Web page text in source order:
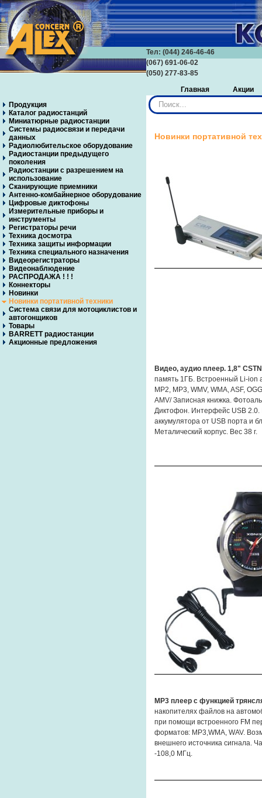
Тел: (044) 246-46-46
(067) 691-06-02
(050) 277-83-85
Главная
Акции
Продукция
Каталог радиостанций
Миниатюрные радиостанции
Системы радиосвязи и передачи
данных
Радиолюбительское оборудование
Радиостанции предыдущего
поколения
Радиостанции с разрешением на
использование
Сканирующие приемники
Антенно-комбайнерное оборудование
Цифровые диктофоны
Измерительные приборы и
инструменты
Регистраторы речи
Техника досмотра
Техника защиты информации
Техника специального назначения
Видеорегистраторы
Видеонаблюдение
РАСПРОДАЖА ! ! !
Коннекторы
Новинки
Новинки портативной техники
Система связи для мотоциклистов и
автогонщиков
Товары
BARRETT радиостанции
Акционные предложения
Искать...
Новинки портативной
Видео, аудио плеер. 1,8"
память 1ГБ. Встроенный Li-ion
MP2, MP3, WMV, WMA, ASF,
AMV/ Записная книжка.
Диктофон. Интерфейс USB 2.0.
аккумулятора от USB порта и
Металический корпус. Вес 38 г.
MP3 плеер с функцией
накопителях файлов на
при помощи встроенного FM
форматов: MP3,WMA, WAV.
внешнего источника сигнала.
-108,0 МГц.